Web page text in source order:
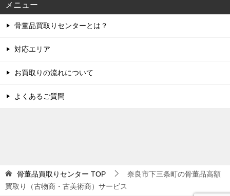
メニュー
骨董品買取りセンターとは？
対応エリア
お買取りの流れについて
よくあるご質問
骨董品買取りセンター TOP
奈良市下三条町の骨董品高額
買取り（古物商・古美術商）サービス